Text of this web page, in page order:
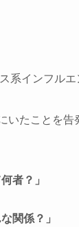
系インフル
いたことを
者？」
関係？」